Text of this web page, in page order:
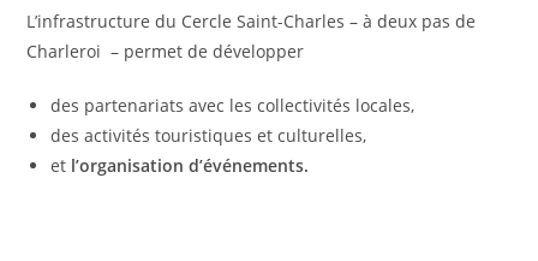
L’infrastructure du Cercle Saint-Charles – à deux pas de
Charleroi – permet de développer
des partenariats avec les collectivités locales,
des activités touristiques et culturelles,
et l’organisation d’événements.